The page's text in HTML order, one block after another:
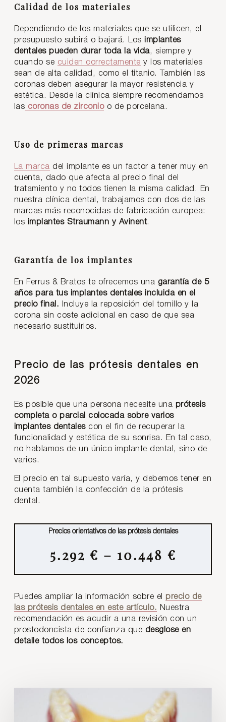
Calidad de los materiales
Dependiendo de los materiales que se utilicen, el
presupuesto subirá o bajará. Los implantes
dentales pueden durar toda la vida, siempre y
cuando se cuiden correctamente y los materiales
sean de alta calidad, como el titanio. También las
coronas deben asegurar la mayor resistencia y
estética. Desde la clínica siempre recomendamos
las coronas de zirconioo de porcelana.
Uso de primeras marcas
La marca del implante es un factor a tener muy en
cuenta, dado que afecta al precio final del
tratamiento y no todos tienen la misma calidad. En
nuestra clínica dental, trabajamos con dos de las
marcas más reconocidas de fabricación europea:
los implantes Straumann y Avinent.
Garantía de los implantes
En Ferrus & Bratos te ofrecemos una garantía de 5
años para tus implantes dentales incluida en el
precio final.
Incluye la reposición del tornillo y la
corona sin coste adicional en caso de que sea
necesario sustituirlos.
Precio de las prótesis dentales en
2026
Es posible que una persona necesite una prótesis
completa o parcial colocada sobre varios
implantes dentalescon el fin de recuperar la
funcionalidad y estética de su sonrisa. En tal caso,
no hablamos de un único implante dental, sino de
varios.
El precio en tal supuesto varía, y debemos tener en
cuenta también la confección de la prótesis
dental.
Precios orientativos de las prótesis dentales
5.292 € – 10.448 €
Puedes ampliar la información sobre el precio de
las prótesis dentales en este artículo. Nuestra
recomendación es acudir a una revisión con un
prostodoncista de confianza que desglose en
detalle todos los conceptos.